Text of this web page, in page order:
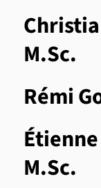
M.Sc.
Rémi
M.Sc.